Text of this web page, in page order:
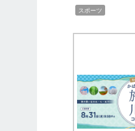
スポーツ